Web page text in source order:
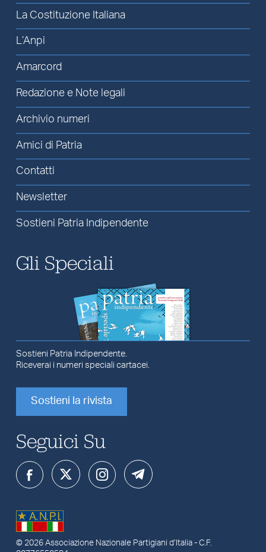
La Costituzione Italiana
L’Anpi
Amarcord
Redazione e Note legali
Archivio numeri
Amici di Patria
Contatti
Newsletter
Sostieni Patria Indipendente
Gli Speciali
Sostieni Patria Indipendente.
Riceverai i numeri speciali cartacei.
Sostieni la rivista
Seguici Su
© 2026 Associazione Nazionale Partigiani d’Italia- C.F.